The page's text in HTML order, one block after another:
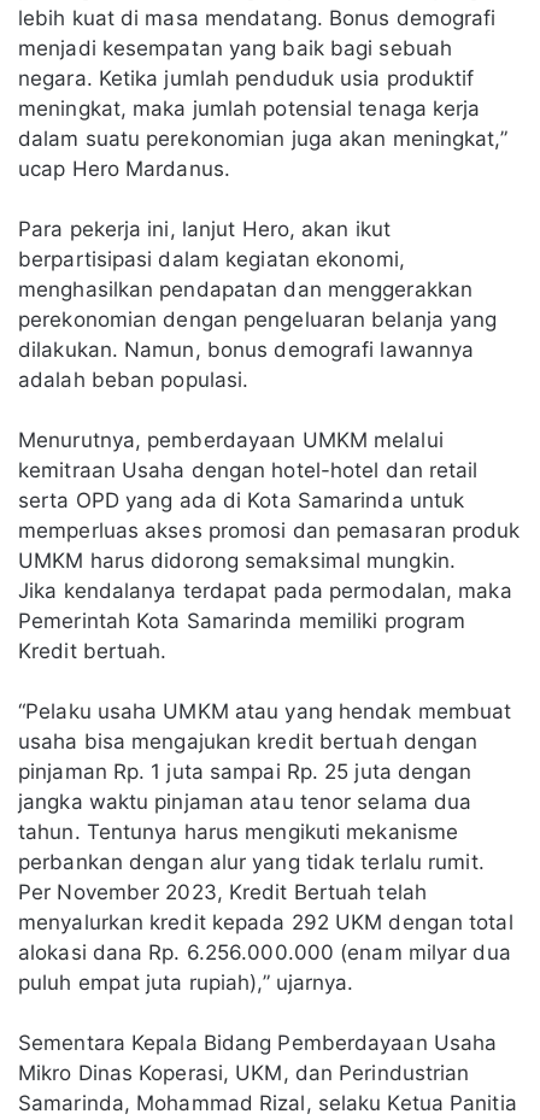
lebih kuat di masa mendatang. Bonus demografi
menjadi kesempatan yang baik bagi sebuah
negara. Ketika jumlah penduduk usia produktif
meningkat, maka jumlah potensial tenaga kerja
dalam suatu perekonomian juga akan meningkat,”
ucap Hero Mardanus.
Para pekerja ini, lanjut Hero, akan ikut
berpartisipasi dalam kegiatan ekonomi,
menghasilkan pendapatan dan menggerakkan
perekonomian dengan pengeluaran belanja yang
dilakukan. Namun, bonus demografi lawannya
adalah beban populasi.
Menurutnya, pemberdayaan UMKM melalui
kemitraan Usaha dengan hotel-hotel dan retail
serta OPD yang ada di Kota Samarinda untuk
memperluas akses promosi dan pemasaran produk
UMKM harus didorong semaksimal mungkin.
Jika kendalanya terdapat pada permodalan, maka
Pemerintah Kota Samarinda memiliki program
Kredit bertuah.
“Pelaku usaha UMKM atau yang hendak membuat
usaha bisa mengajukan kredit bertuah dengan
pinjaman Rp. 1 juta sampai Rp. 25 juta dengan
jangka waktu pinjaman atau tenor selama dua
tahun. Tentunya harus mengikuti mekanisme
perbankan dengan alur yang tidak terlalu rumit.
Per November 2023, Kredit Bertuah telah
menyalurkan kredit kepada 292 UKM dengan total
alokasi dana Rp. 6.256.000.000 (enam milyar dua
puluh empat juta rupiah),” ujarnya.
Sementara Kepala Bidang Pemberdayaan Usaha
Mikro Dinas Koperasi, UKM, dan Perindustrian
Samarinda, Mohammad Rizal, selaku Ketua Panitia